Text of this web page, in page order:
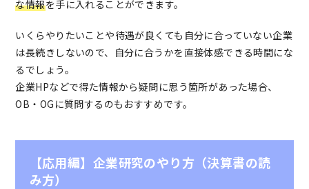
な情報を手に入れることができます。
いくらやりたいことや待遇が良くても自分に合っていない企業
は長続きしないので、自分に合うかを直接体感できる時間にな
るでしょう。
企業HPなどで得た情報から疑問に思う箇所があった場合、
OB・OGに質問するのもおすすめです。
【応用編】企業研究のやり方（決算書の読
み方）